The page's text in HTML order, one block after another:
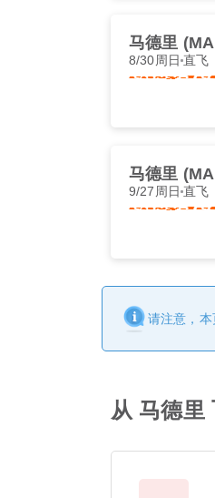
马德里
8/30周日 直飞
马德里
9/27周日 直飞
请注意，本
从 马德里